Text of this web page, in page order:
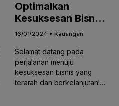
Optimalkan
Kesuksesan Bisnis
Anda dengan
Perencanaan
Keuangan yang
Cerdas
16/01/2024 • Keuangan
Selamat datang pada
perjalanan menuju
kesuksesan bisnis yang
terarah dan berkelanjutan!